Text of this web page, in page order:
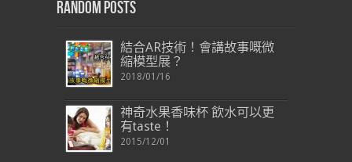
Random Posts
結合AR技術！會講故事嘅微
縮模型展？
2018/01/16
神奇水果香味杯 飲水可以更
有taste！
2015/12/01